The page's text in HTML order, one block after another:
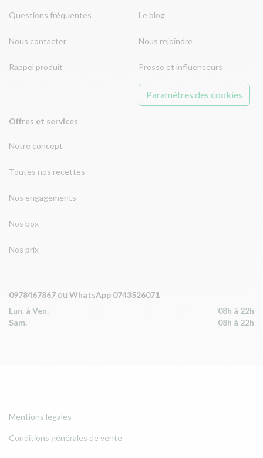
Questions fréquentes
Nous contacter
Rappel produit
Offres et services
Notre concept
Toutes nos recettes
Nos engagements
Nos box
Nos prix
Le blog
Nous rejoindre
Presse et influenceurs
Paramètres des cookies
0978467867 ou WhatsApp 0743526071
Lun. à Ven.
08h à 22h
Sam.
08h à 22h
Mentions légales
Conditions générales de vente